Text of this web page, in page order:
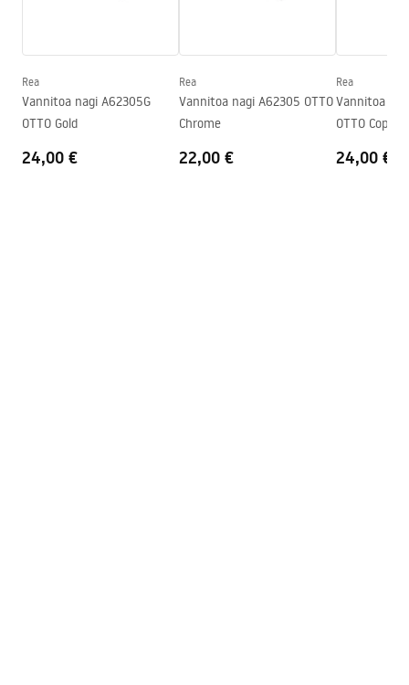
Rea
Vannitoa nagi A62305G
OTTO Gold
24,00 €
Rea
Vannitoa nagi A62305 OTTO
Chrome
22,00 €
Rea
Vannitoa
OTTO Copper
24,00 €